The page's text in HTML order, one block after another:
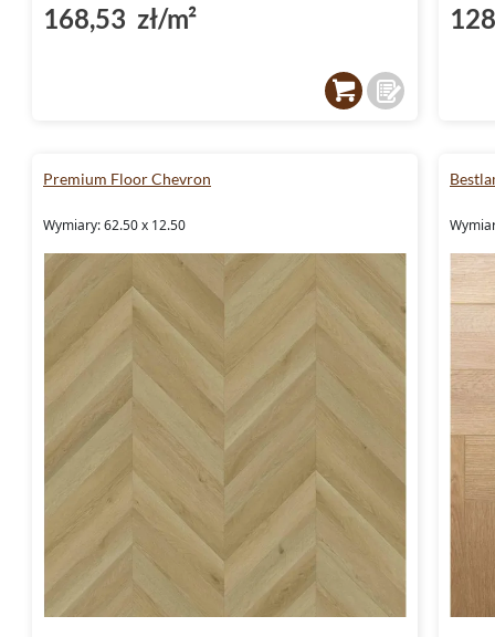
168,53 zł/m²
Premium Floor Chevron
Wymiary: 62.50 x 12.50